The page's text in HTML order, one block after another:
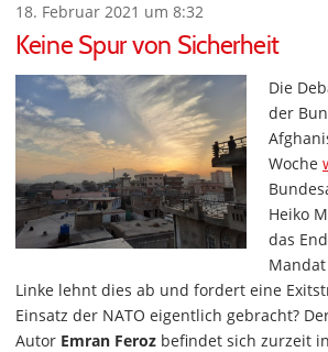
18. Februar 2021 um 8:32
Keine Spur von Sicherheit
Die
der
Woche
Heiko
das
Linke lehnt dies ab und fordert eine
Einsatz der NATO eigentlich gebracht?
Autor Emran Feroz befindet sich zurzeit